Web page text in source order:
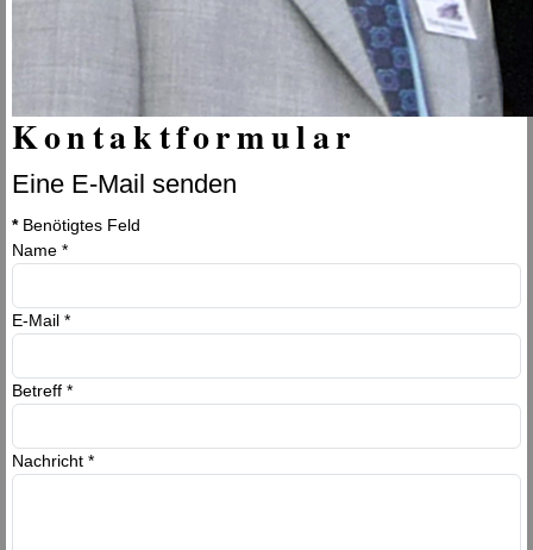
Kontaktformular
Eine E-Mail senden
*Benötigtes Feld
Name *
E-Mail *
Betreff *
Nachricht *